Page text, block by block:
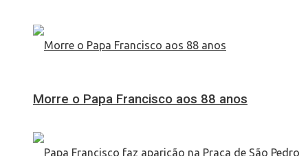
Morre o Papa Francisco aos 88 anos